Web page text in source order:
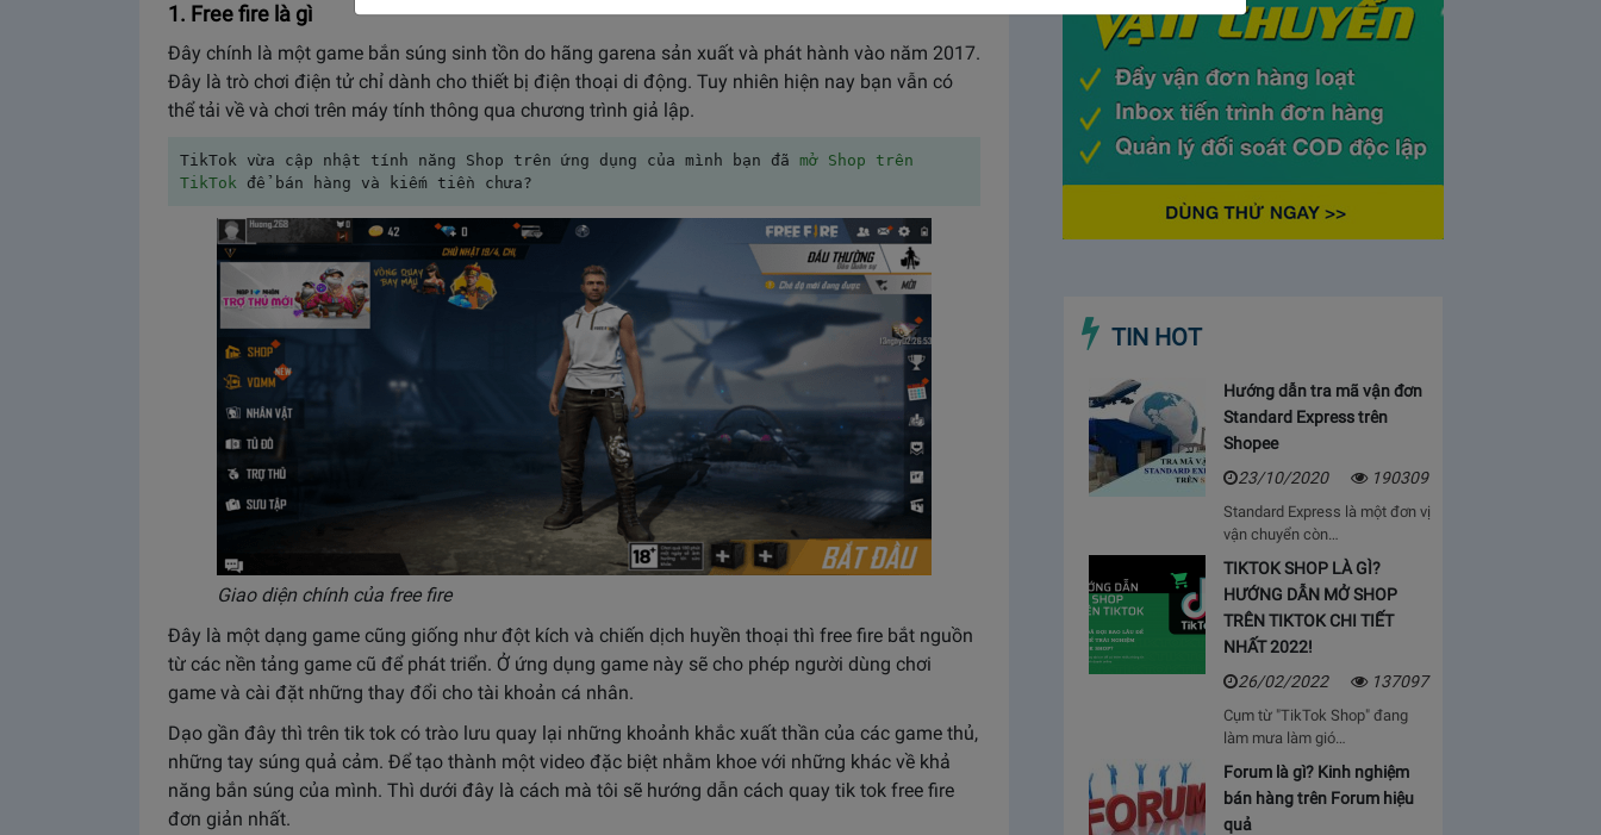
1. Free fire là gì
Đây chính là một game bắn súng sinh tồn do hãng garena sản xuất và phát hành vào năm 2017.
Đây là trò chơi điện tử chỉ dành cho thiết bị điện thoại di động. Tuy nhiên hiện nay bạn vẫn có
thể tải về và chơi trên máy tính thông qua chương trình giả lập.
TikTok vừa cập nhật tính năng Shop trên ứng dụng của mình bạn đã mở Shop trên
TikTok để bán hàng và kiếm tiền chưa?
Giao diện chính của free fire
Đây là một dạng game cũng giống như đột kích và chiến dịch huyền thoại thì free fire bắt nguồn
từ các nền tảng game cũ để phát triển. Ở ứng dụng game này sẽ cho phép người dùng chơi
game và cài đặt những thay đổi cho tài khoản cá nhân.
Dạo gần đây thì trên tik tok có trào lưu quay lại những khoảnh khắc xuất thần của các game thủ,
những tay súng quả cảm. Để tạo thành một video đặc biệt nhằm khoe với những khác về khả
năng bắn súng của mình. Thì dưới đây là cách mà tôi sẽ hướng dẫn cách quay tik tok free fire
đơn giản nhất.
TIN HOT
Hướng dẫn tra mã vận đơn
Standard Express trên
Shopee
23/10/2020
190309
Standard Express là một đơn vị
vận chuyển còn…
TIKTOK SHOP LÀ GÌ?
HƯỚNG DẪN MỞ SHOP
TRÊN TIKTOK CHI TIẾT
NHẤT 2022!
26/02/2022
137097
Cụm từ "TikTok Shop" đang
làm mưa làm gió…
Forum là gì? Kinh nghiệm
bán hàng trên Forum hiệu
quả